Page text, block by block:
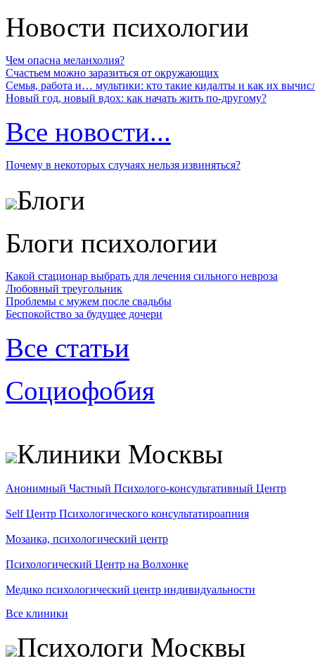
Новости психологии
Чем опасна меланхолия?
Счастьем можно заразиться от окружающих
Семья, работа и… мультики: кто такие кидалты и как их
Новый год, новый вдох: как начать жить по-другому?
Все новости...
Почему в некоторых случаях нельзя извиняться?
Блоги
Блоги психологии
Какой стационар выбрать для лечения сильного невроза
Любовный треугольник
Проблемы с мужем после свадьбы
Беспокойство за будущее дочери
Все статьи
Социофобия
Клиники Москвы
Анонимный Частный Психолого-консультативный Центр
Self Центр Психологического консультатироапния
Мозаика, психологический центр
Психологический Центр на Волхонке
Медико психологический центр индивидуальности
Все клиники
Психологи Москвы